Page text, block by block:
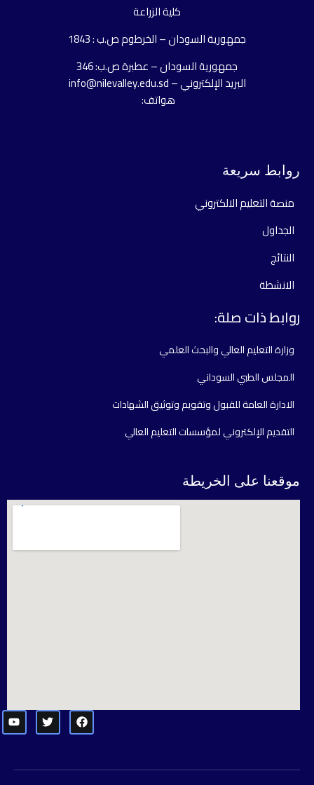
كلية الزراعة
جمهورية السودان – الخرطوم ص.ب : 1843
جمهورية السودان – عطبرة ص.ب: 346
البريد الإلكتروني – info@nilevalley.edu.sd
هواتف:
روابط سريعة
منصة التعليم الالكتروني
الجداول
النتائج
الانشطة
روابط ذات صلة:
وزارة التعليم العالي والبحث العلمي
المجلس الطبي السوداني
الادارة العامة للقبول وتقويم وتوثيق الشهادات
التقديم الإلكتروني لمؤسسات التعليم العالي
موقعنا على الخريطة